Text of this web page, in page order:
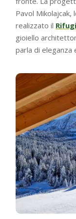
Pavol Mikolajcak,
realizzato il
gioiello
parla di eleganza